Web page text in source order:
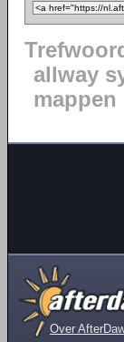
allway
mappen
Over